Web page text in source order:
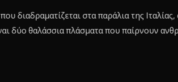
διαδραματίζεται στα παράλια της
δύο θαλάσσια πλάσματα που παίρνουν